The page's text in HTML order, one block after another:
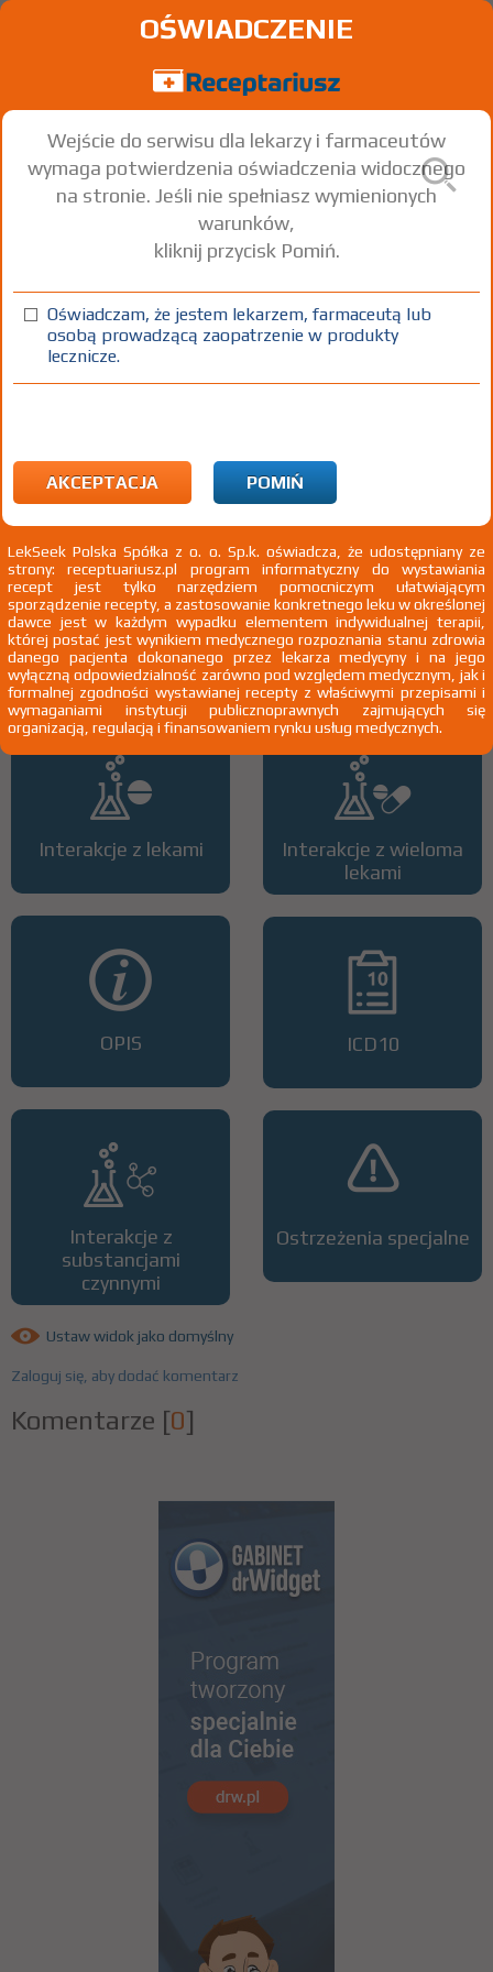
Epoetin alfa
inj. [roztw.] 2000 j.m. 6 amp.-strzyk. 1 ml
CHB
B(1)
niewydolności nerek
2)
Wszystkie dawki leku
Interakcje z lekami
OPIS
Interakcje z
substancjami
czynnymi
ATC
Interakcje z wieloma
lekami
ICD10
Ostrzeżenia specjalne
Ustaw widok jako domyślny
Zaloguj się, aby dodać komentarz
Komentarze [0]
OŚWIADCZENIE
Wejście do serwisu dla lekarzy i farmaceutów
wymaga potwierdzenia oświadczenia widocznego
na stronie. Jeśli nie spełniasz wymienionych
warunków,
kliknij przycisk Pomiń.
Oświadczam, że jestem lekarzem, farmaceutą lub
osobą prowadzącą zaopatrzenie w produkty
lecznicze.
AKCEPTACJA POMIŃ
LekSeek Polska Spółka z o. o. Sp.k. oświadcza, że udostępniany ze
strony: receptuariusz.pl program informatyczny do wystawiania
recept jest tylko narzędziem pomocniczym ułatwiającym
sporządzenie recepty, a zastosowanie konkretnego leku w określonej
dawce jest w każdym wypadku elementem indywidualnej terapii,
której postać jest wynikiem medycznego rozpoznania stanu zdrowia
danego pacjenta dokonanego przez lekarza medycyny i na jego
wyłączną odpowiedzialność zarówno pod względem medycznym, jak i
formalnej zgodności wystawianej recepty z właściwymi przepisami i
wymaganiami instytucji publicznoprawnych zajmujących się
organizacją, regulacją i finansowaniem rynku usług medycznych.